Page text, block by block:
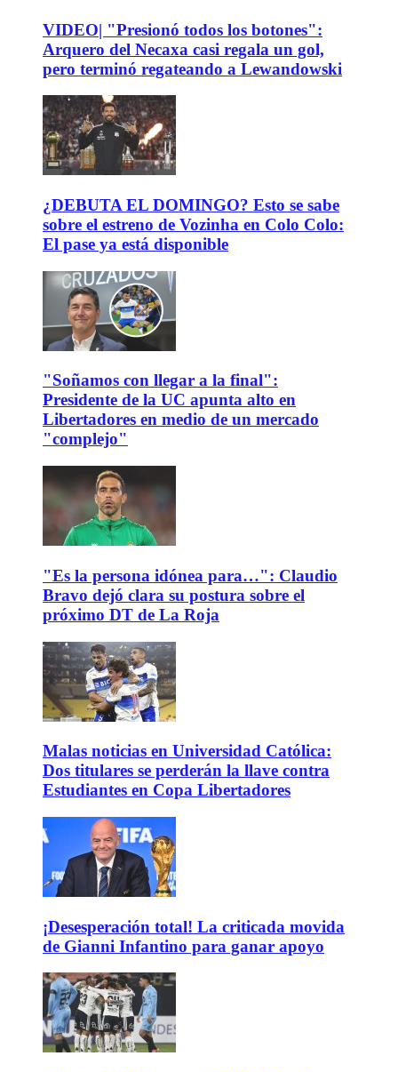
VIDEO| "Presionó todos los botones":
Arquero del Necaxa casi regala un gol,
pero terminó regateando a Lewandowski
¿DEBUTA EL DOMINGO? Esto se sabe
sobre el estreno de Vozinha en Colo Colo:
El pase ya está disponible
"Soñamos con llegar a la final":
Presidente de la UC apunta alto en
Libertadores en medio de un mercado
"complejo"
"Es la persona idónea para…": Claudio
Bravo dejó clara su postura sobre el
próximo DT de La Roja
Malas noticias en Universidad Católica:
Dos titulares se perderán la llave contra
Estudiantes en Copa Libertadores
¡Desesperación total! La criticada movida
de Gianni Infantino para ganar apoyo